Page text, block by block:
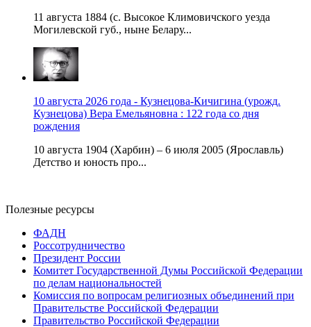
11 августа 1884 (с. Высокое Климовичского уезда
Могилевской губ., ныне Белару...
10 августа 2026 года - Кузнецова-Кичигина (урожд.
Кузнецова) Вера Емельяновна : 122 года со дня
рождения
10 августа 1904 (Харбин) – 6 июля 2005 (Ярославль)
Детство и юность про...
Полезные ресурсы
ФАДН
Россотрудничество
Президент России
Комитет Государственной Думы Российской Федерации
по делам национальностей
Комиссия по вопросам религиозных объединений при
Правительстве Российской Федерации
Правительство Российской Федерации